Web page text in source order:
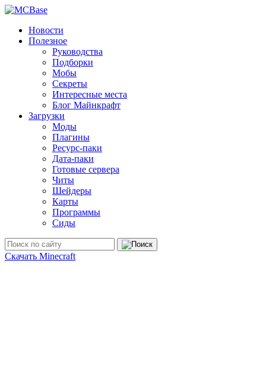
Новости
Полезное
Руководства
Подборки
Мобы
Секреты
Интересные места
Блог Майнкрафт
Загрузки
Моды
Плагины
Ресурс-паки
Дата-паки
Готовые сервера
Читы
Шейдеры
Карты
Программы
Сиды
Скачать Minecraft